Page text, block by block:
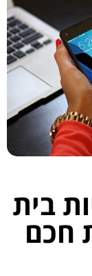
בית
חכם